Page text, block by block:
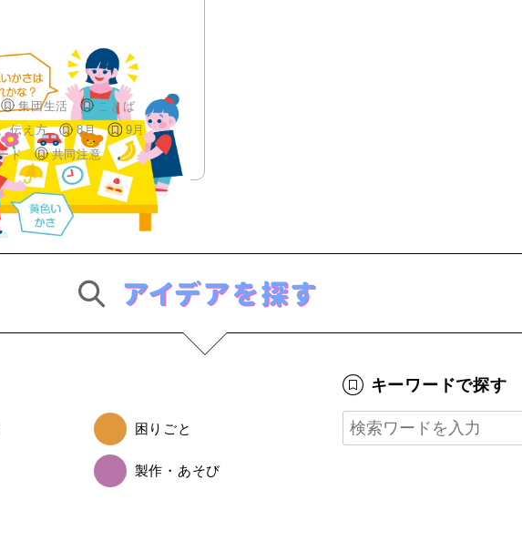
増やすあそび①
集団生活
ことば
伝え方
8月
9月
ド
共同注意
困りごと
製作・あそび
キーワードで探す